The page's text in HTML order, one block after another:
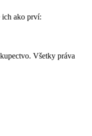
ich ako prví:
Všetky práva